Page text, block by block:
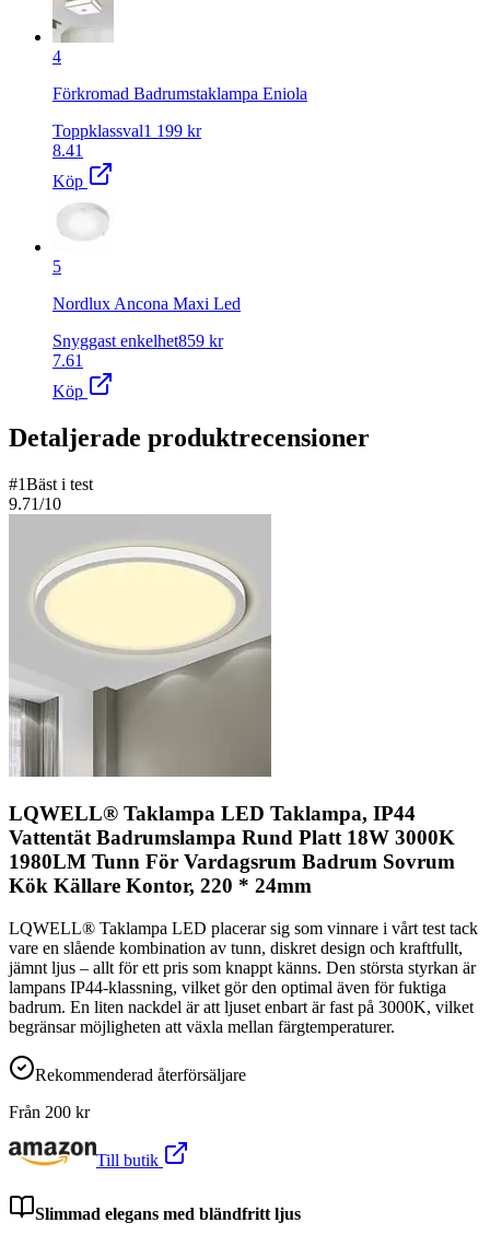
4
Förkromad Badrumstaklampa Eniola
Toppklassval1 199 kr
8.41
Köp
5
Nordlux Ancona Maxi Led
Snyggast enkelhet859 kr
7.61
Köp
Detaljerade produktrecensioner
#1Bäst i test
9.71/10
LQWELL® Taklampa LED Taklampa, IP44
Vattentät Badrumslampa Rund Platt 18W 3000K
1980LM Tunn För Vardagsrum Badrum Sovrum
Kök Källare Kontor, 220 * 24mm
LQWELL® Taklampa LED placerar sig som vinnare i vårt test tack
vare en slående kombination av tunn, diskret design och kraftfullt,
jämnt ljus – allt för ett pris som knappt känns. Den största styrkan är
lampans IP44-klassning, vilket gör den optimal även för fuktiga
badrum. En liten nackdel är att ljuset enbart är fast på 3000K, vilket
begränsar möjligheten att växla mellan färgtemperaturer.
Rekommenderad återförsäljare
Från 200 kr
Till butik
Slimmad elegans med bländfritt ljus